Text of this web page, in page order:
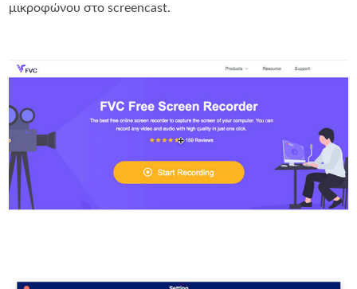
μικροφώνου στο screencast.